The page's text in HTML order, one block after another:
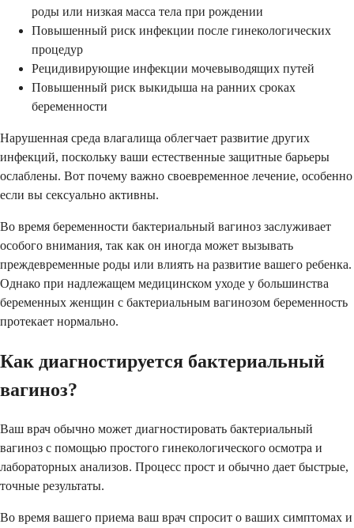
роды или низкая масса тела при рождении
Повышенный риск инфекции после гинекологических
процедур
Рецидивирующие инфекции мочевыводящих путей
Повышенный риск выкидыша на ранних сроках
беременности
Нарушенная среда влагалища облегчает развитие других
инфекций, поскольку ваши естественные защитные барьеры
ослаблены. Вот почему важно своевременное лечение, особенно
если вы сексуально активны.
Во время беременности бактериальный вагиноз заслуживает
особого внимания, так как он иногда может вызывать
преждевременные роды или влиять на развитие вашего ребенка.
Однако при надлежащем медицинском уходе у большинства
беременных женщин с бактериальным вагинозом беременность
протекает нормально.
Как диагностируется бактериальный
вагиноз?
Ваш врач обычно может диагностировать бактериальный
вагиноз с помощью простого гинекологического осмотра и
лабораторных анализов. Процесс прост и обычно дает быстрые,
точные результаты.
Во время вашего приема ваш врач спросит о ваших симптомах и